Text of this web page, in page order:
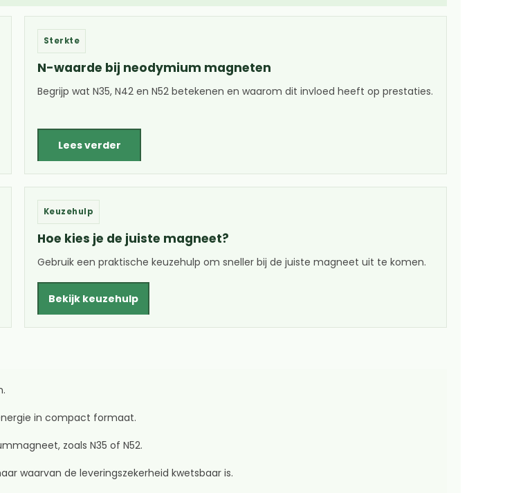
Sterkte
N-waarde bij neodymium magneten
Begrijp wat N35, N42 en N52 betekenen en waarom dit invloed heeft op prestaties.
Lees verder
Keuzehulp
Hoe kies je de juiste magneet?
Gebruik een praktische keuzehulp om sneller bij de juiste magneet uit te komen.
Bekijk keuzehulp
in compact formaat.
zoals N35 of N52.
waarvan de leveringszekerheid kwetsbaar is.